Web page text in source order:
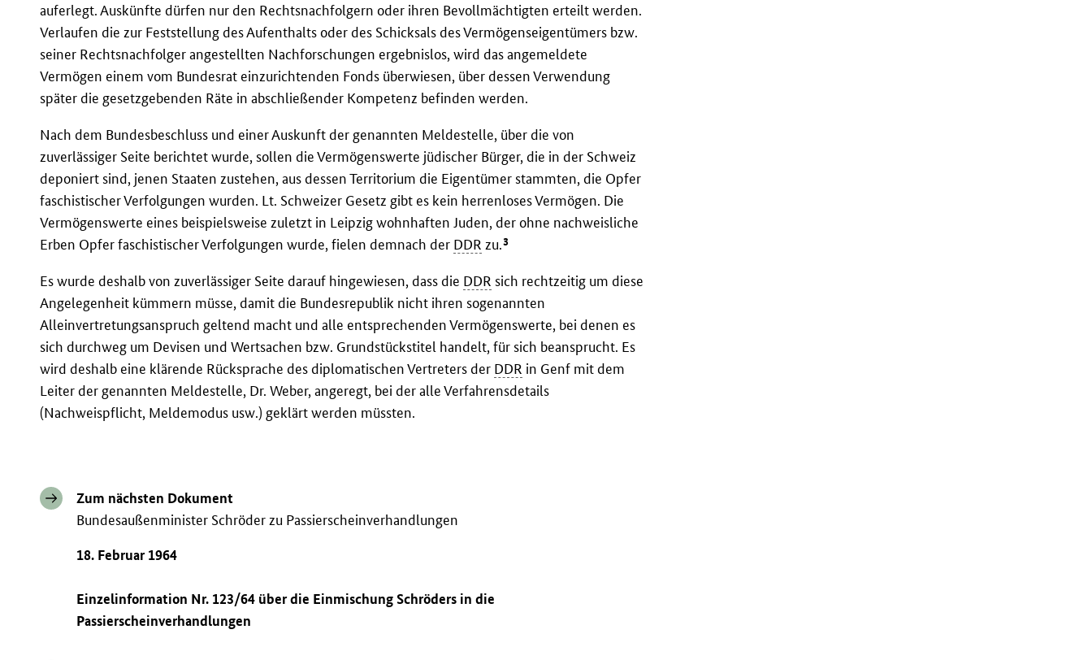
auferlegt. Auskünfte dürfen nur den Rechtsnachfolgern oder ihren Bevollmächtigten erteilt werden.
Verlaufen die zur Feststellung des Aufenthalts oder des Schicksals des Vermögenseigentümers bzw.
seiner Rechtsnachfolger angestellten Nachforschungen ergebnislos, wird das angemeldete
Vermögen einem vom Bundesrat einzurichtenden Fonds überwiesen, über dessen Verwendung
später die gesetzgebenden Räte in abschließender Kompetenz befinden werden.
Nach dem Bundesbeschluss und einer Auskunft der genannten Meldestelle, über die von
zuverlässiger Seite berichtet wurde, sollen die Vermögenswerte jüdischer Bürger, die in der Schweiz
deponiert sind, jenen Staaten zustehen, aus dessen Territorium die Eigentümer stammten, die Opfer
faschistischer Verfolgungen wurden. Lt. Schweizer Gesetz gibt es kein herrenloses Vermögen. Die
Vermögenswerte eines beispielsweise zuletzt in Leipzig wohnhaften Juden, der ohne nachweisliche
Erben Opfer faschistischer Verfolgungen wurde, fielen demnach der DDR zu.3
Es wurde deshalb von zuverlässiger Seite darauf hingewiesen, dass die DDR sich rechtzeitig um diese
Angelegenheit kümmern müsse, damit die Bundesrepublik nicht ihren sogenannten
Alleinvertretungsanspruch geltend macht und alle entsprechenden Vermögenswerte, bei denen es
sich durchweg um Devisen und Wertsachen bzw. Grundstückstitel handelt, für sich beansprucht. Es
wird deshalb eine klärende Rücksprache des diplomatischen Vertreters der DDR in Genf mit dem
Leiter der genannten Meldestelle, Dr. Weber, angeregt, bei der alle Verfahrensdetails
(Nachweispflicht, Meldemodus usw.) geklärt werden müssten.
Zum nächsten Dokument
Bundesaußenminister Schröder zu Passierscheinverhandlungen
18. Februar 1964
Einzelinformation Nr. 123/64 über die Einmischung Schröders in die
Passierscheinverhandlungen